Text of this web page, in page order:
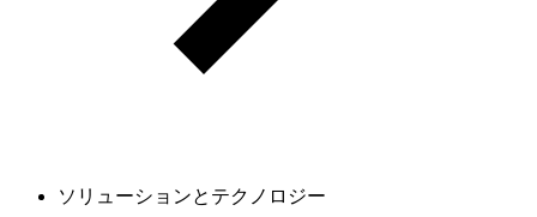
ソリューションとテクノロジー